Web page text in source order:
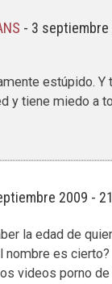
- 3 septiembre
estúpido. Y
y tiene miedo a
2009 -
la edad de
nombre es cierto?
videos porno de